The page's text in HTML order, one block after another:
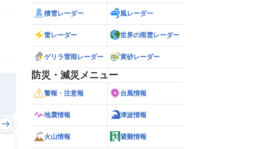
積雪レーダー 風レーダー
雷レーダー 世界の雨雲レーダー
ゲリラ雷雨レーダー 黄砂レーダー
防災・減災メニュー
警報・注意報 台風情報
地震情報 津波情報
火山情報 避難情報